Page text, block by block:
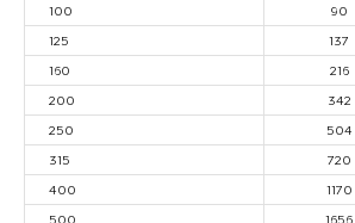
100
90
125
137
160
216
200
342
250
504
315
720
400
1170
500
1656